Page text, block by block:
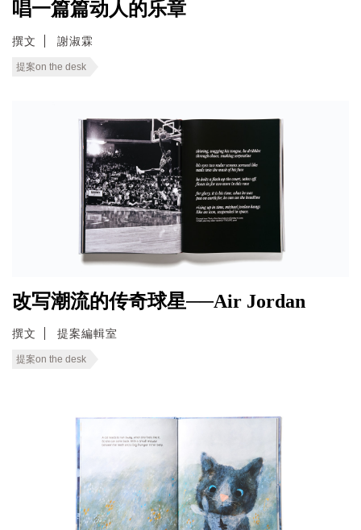
唱一篇篇动人的乐章
撰文 謝淑霖
提案on the desk
改写潮流的传奇球星──Air Jordan
撰文 提案編輯室
提案on the desk